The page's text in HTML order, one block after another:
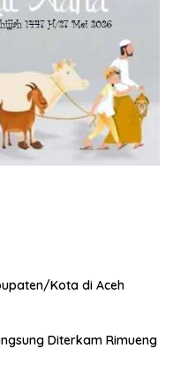
Kota di Aceh
Diterkam Rimueng